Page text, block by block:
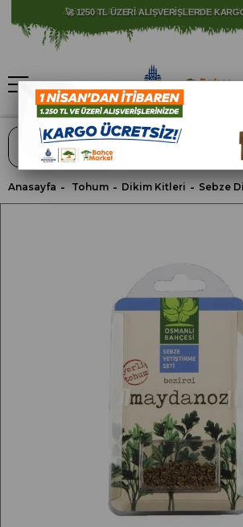
⚠️ SATIŞLARIMIZ YALNIZCA İSTANBUL İLİ
Anasayfa Tohum Dikim Kitleri Sebze